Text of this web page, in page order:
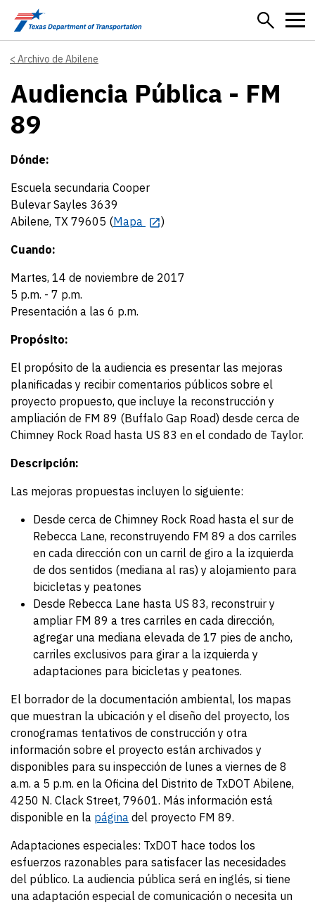
Skip to main content
Archivo de Abilene
Audiencia Pública - FM
89
Dónde:
Escuela secundaria Cooper
Bulevar Sayles 3639
Abilene, TX 79605 (Mapa
)
Cuando:
Martes, 14 de noviembre de 2017
5 p.m. - 7 p.m.
Presentación a las 6 p.m.
Propósito:
El propósito de la audiencia es presentar las mejoras
planificadas y recibir comentarios públicos sobre el
proyecto propuesto, que incluye la reconstrucción y
ampliación de FM 89 (Buffalo Gap Road) desde cerca de
Chimney Rock Road hasta US 83 en el condado de Taylor.
Descripción:
Las mejoras propuestas incluyen lo siguiente:
Desde cerca de Chimney Rock Road hasta el sur de
Rebecca Lane, reconstruyendo FM 89 a dos carriles
en cada dirección con un carril de giro a la izquierda
de dos sentidos (mediana al ras) y alojamiento para
bicicletas y peatones
Desde Rebecca Lane hasta US 83, reconstruir y
ampliar FM 89 a tres carriles en cada dirección,
agregar una mediana elevada de 17 pies de ancho,
carriles exclusivos para girar a la izquierda y
adaptaciones para bicicletas y peatones.
El borrador de la documentación ambiental, los mapas
que muestran la ubicación y el diseño del proyecto, los
cronogramas tentativos de construcción y otra
información sobre el proyecto están archivados y
disponibles para su inspección de lunes a viernes de 8
a.m. a 5 p.m. en la Oficina del Distrito de TxDOT Abilene,
4250 N. Clack Street, 79601. Más información está
disponible en la página del proyecto FM 89.
Adaptaciones especiales: TxDOT hace todos los
esfuerzos razonables para satisfacer las necesidades
del público. La audiencia pública será en inglés, si tiene
una adaptación especial de comunicación o necesita un